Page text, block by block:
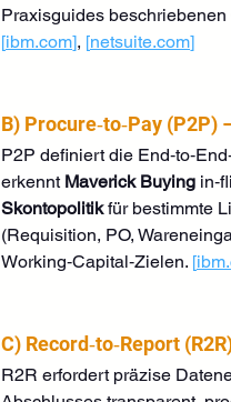
Praxisguides
[ibm.com], [netsuite.com]
B) Procure‑to‑Pay
P2P definiert die
erkennt Maverick Buying
Skontopolitik für bestimmte
(Requisition, PO,
Working‑Capital‑Zielen. [
C) Record‑to‑Report
R2R erfordert präzise